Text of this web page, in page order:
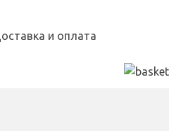
и оплата